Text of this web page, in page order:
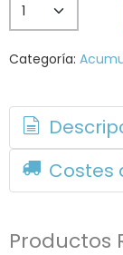
Categoría:
Costes
Productos